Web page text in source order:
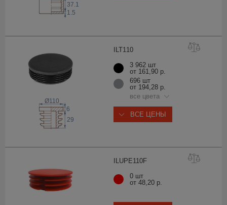
37.1
1.5
ILT110
6
29
Ø110
3 962 шт
от 161,90 р.
696 шт
от 194,28 р.
все цвета
ВСЕ ЦЕНЫ
ILUPE110F
0 шт
от 48,20 р.